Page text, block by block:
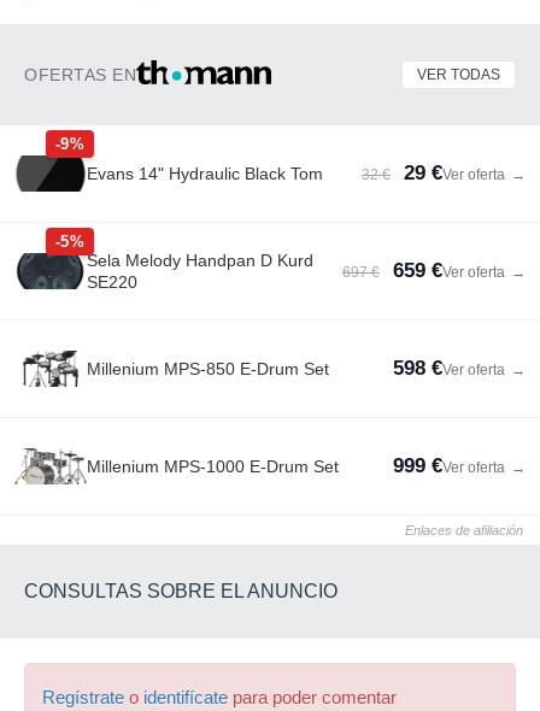
OFERTAS EN VER TODAS
-9%
Evans 14" Hydraulic Black Tom 32 € 29 €Ver oferta →
-5%
Sela Melody Handpan D Kurd
SE220
697 € 659 €Ver oferta →
Millenium MPS-850 E-Drum Set 598 €Ver oferta →
Millenium MPS-1000 E-Drum Set 999 €Ver oferta →
Enlaces de afiliación
CONSULTAS SOBRE EL ANUNCIO
Regístrate o identifícate para poder comentar